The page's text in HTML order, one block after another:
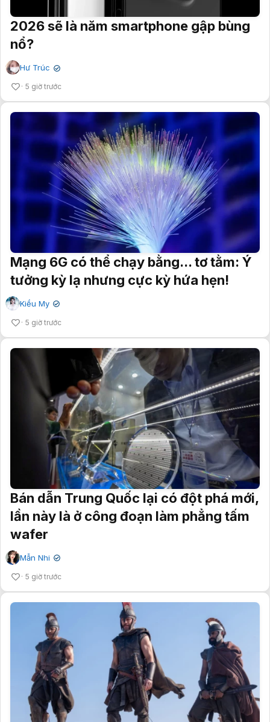
2026 sẽ là năm smartphone gập bùng
nổ?
Hư Trúc ✔
5 giờ trước
Mạng 6G có thể chạy bằng... tơ tằm: Ý
tưởng kỳ lạ nhưng cực kỳ hứa hẹn!
Kiều My ✔
5 giờ trước
Bán dẫn Trung Quốc lại có đột phá mới,
lần này là ở công đoạn làm phẳng tấm
wafer
Mẫn Nhi ✔
5 giờ trước